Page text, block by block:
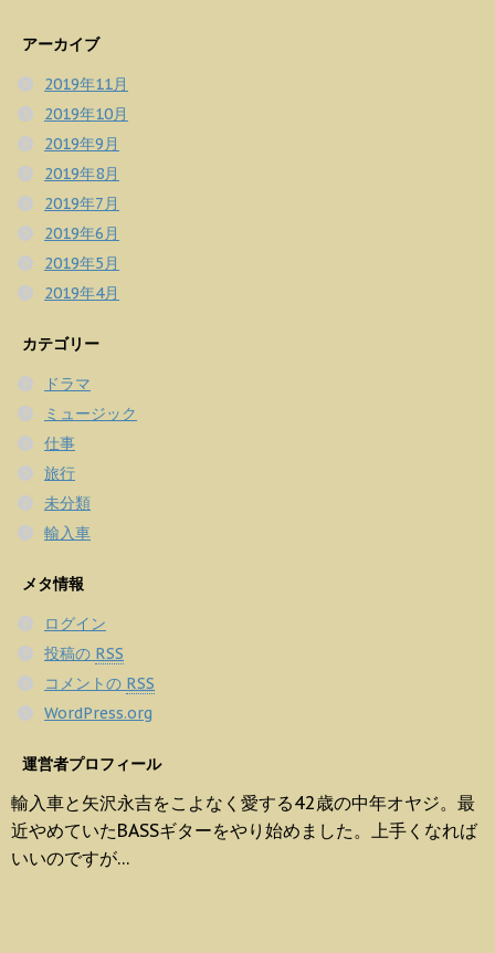
アーカイブ
2019年11月
2019年10月
2019年9月
2019年8月
2019年7月
2019年6月
2019年5月
2019年4月
カテゴリー
ドラマ
ミュージック
仕事
旅行
未分類
輸入車
メタ情報
ログイン
投稿の RSS
コメントの RSS
WordPress.org
運営者プロフィール
輸入車と矢沢永吉をこよなく愛する42歳の中年オヤジ。最
近やめていたBASSギターをやり始めました。上手くなれば
いいのですが…